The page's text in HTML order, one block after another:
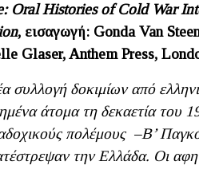
Oral Histories of Cold War
, εισαγωγή: Gonda Van
Glaser, Anthem Press,
συλλογή δοκιμίων από
άτομα τη δεκαετία του
πολέμους –Β’
την Ελλάδα. Οι